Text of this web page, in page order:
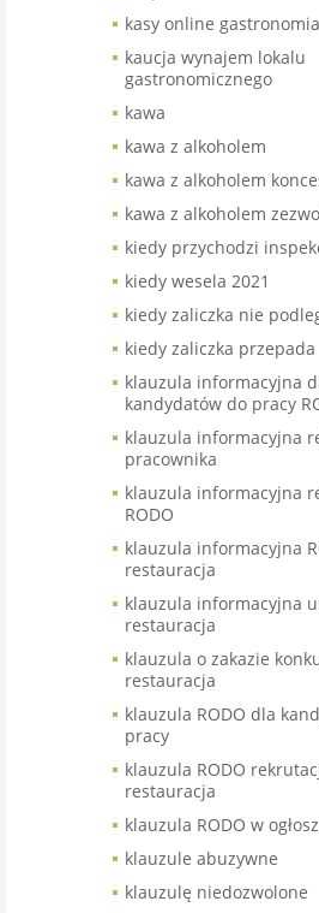
kasy online
kaucja wynajem lokalu
gastronomicznego
kawa
kawa z alkoholem
kawa z alkoholem
kawa z alkoholem
kiedy przychodzi
kiedy wesela 2021
kiedy zaliczka nie
kiedy zaliczka przepada
klauzula informacyjna
kandydatów do pracy
klauzula informacyjna
pracownika
klauzula informacyjna
RODO
klauzula informacyjna
restauracja
klauzula informacyjna
restauracja
klauzula o zakazie
restauracja
klauzula RODO dla
pracy
klauzula RODO
restauracja
klauzula RODO w
klauzule abuzywne
klauzulę niedozwolone